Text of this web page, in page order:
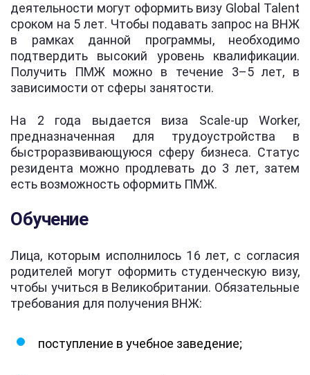
деятельности могут оформить визу Global Talent
сроком на 5 лет. Чтобы подавать запрос на ВНЖ
в рамках данной программы, необходимо
подтвердить высокий уровень квалификации.
Получить ПМЖ можно в течение 3–5 лет, в
зависимости от сферы занятости.
На 2 года выдается виза Scale-up Worker,
предназначенная для трудоустройства в
быстроразвивающуюся сферу бизнеса. Статус
резидента можно продлевать до 3 лет, затем
есть возможность оформить ПМЖ.
Обучение
Лица, которым исполнилось 16 лет, с согласия
родителей могут оформить студенческую визу,
чтобы учиться в Великобритании. Обязательные
требования для получения ВНЖ:
поступление в учебное заведение;